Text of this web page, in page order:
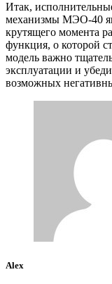
Итак,
механизмы МЭО-40
крутящего момента
функция, о которой
модель важно
эксплуатации и
возможных
Alex